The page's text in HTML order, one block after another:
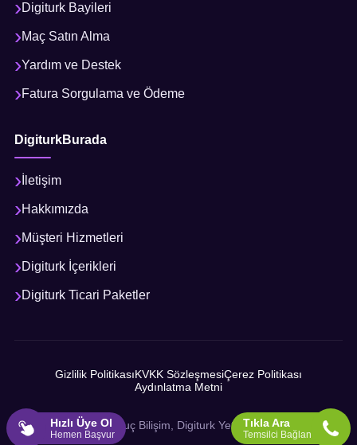
Digiturk Bayileri
Maç Satın Alma
Yardım ve Destek
Fatura Sorgulama ve Ödeme
DigiturkBurada
İletişim
Hakkımızda
Müşteri Hizmetleri
Digiturk İçerikleri
Digiturk Ticari Paketler
Gizlilik PolitikasıKVKK SözleşmesiÇerez Politikası
Aydınlatma Metni
© 2026 Sonuç Bilişim, Digiturk Yetkili İş Ortağı
Hızlı Üye Ol
Hemen Başvur
Tıkla Ara
Temsilci Bağlan